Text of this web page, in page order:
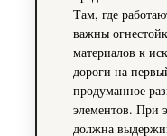
Там, где
важны
материалов к
дороги на
продуманное
элементов. При
должна